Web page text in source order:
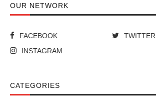
OUR NETWORK
FACEBOOK
TWITTER
INSTAGRAM
CATEGORIES